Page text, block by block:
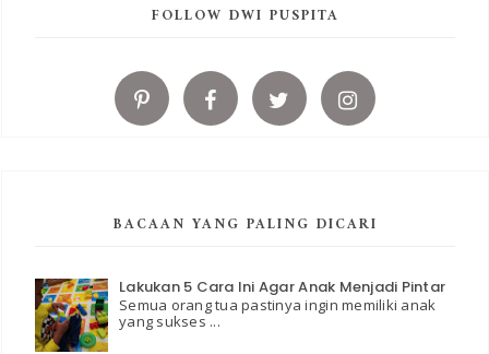
FOLLOW DWI PUSPITA
BACAAN YANG PALING DICARI
Lakukan 5 Cara Ini Agar Anak Menjadi Pintar
Semua orang tua pastinya ingin memiliki anak
yang sukses ...